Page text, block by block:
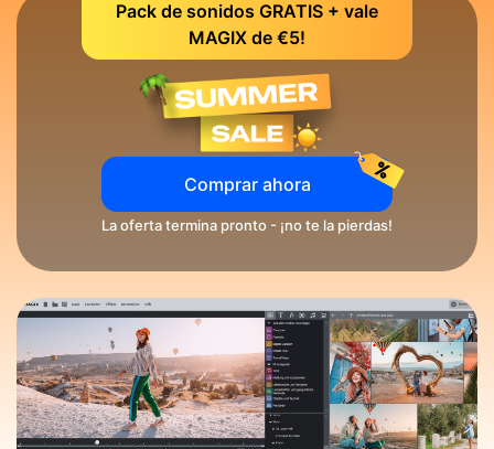
Pack de sonidos GRATIS + vale
MAGIX de €5!
Comprar ahora
La oferta termina pronto - ¡no te la pierdas!